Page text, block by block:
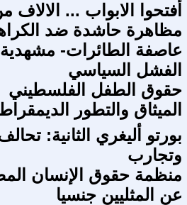
أفتحوا الابواب ... الالاف
مظاهرة حاشدة ضد
عاصفة الطائرات-
الفشل السياسي
حقوق الطفل الفلسطيني
الميثاق والتطور
بورتو أليغري الثانية:
وتجارب
منظمة حقوق الإنسان
عن المثليين جنسيا